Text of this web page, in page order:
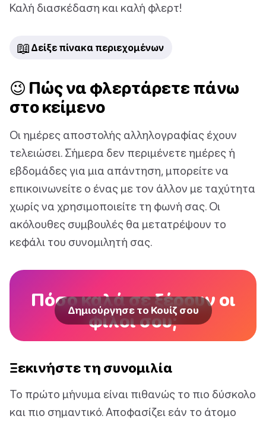
Καλή διασκέδαση και καλή φλερτ!
📖 Δείξε πίνακα περιεχομένων
😉 Πώς να φλερτάρετε πάνω
στο κείμενο
Οι ημέρες αποστολής αλληλογραφίας έχουν
τελειώσει. Σήμερα δεν περιμένετε ημέρες ή
εβδομάδες για μια απάντηση, μπορείτε να
επικοινωνείτε ο ένας με τον άλλον με ταχύτητα
χωρίς να χρησιμοποιείτε τη φωνή σας. Οι
ακόλουθες συμβουλές θα μετατρέψουν το
κεφάλι του συνομιλητή σας.
Πόσο καλά σε ξέρουν οι
φίλοι σου;
Δημιούργησε το Κουίζ σου
Ξεκινήστε τη συνομιλία
Το πρώτο μήνυμα είναι πιθανώς το πιο δύσκολο
και πιο σημαντικό. Αποφασίζει εάν το άτομο